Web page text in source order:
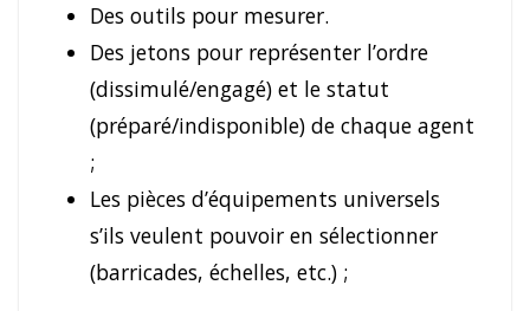
Des outils pour mesurer.
Des jetons pour représenter l’ordre
(dissimulé/engagé) et le statut
(préparé/indisponible) de chaque agent
;
Les pièces d’équipements universels
s’ils veulent pouvoir en sélectionner
(barricades, échelles, etc.) ;